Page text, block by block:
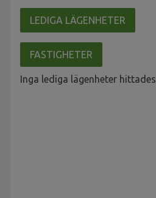
LEDIGA LÄGENHETER
FASTIGHETER
Inga lediga lägenheter hittades